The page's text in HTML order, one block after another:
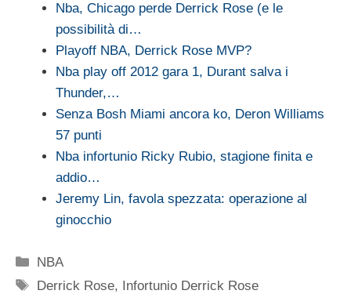
Nba, Chicago perde Derrick Rose (e le
possibilità di…
Playoff NBA, Derrick Rose MVP?
Nba play off 2012 gara 1, Durant salva i
Thunder,…
Senza Bosh Miami ancora ko, Deron Williams
57 punti
Nba infortunio Ricky Rubio, stagione finita e
addio…
Jeremy Lin, favola spezzata: operazione al
ginocchio
Categorie
NBA
Tag
Derrick Rose, Infortunio Derrick Rose